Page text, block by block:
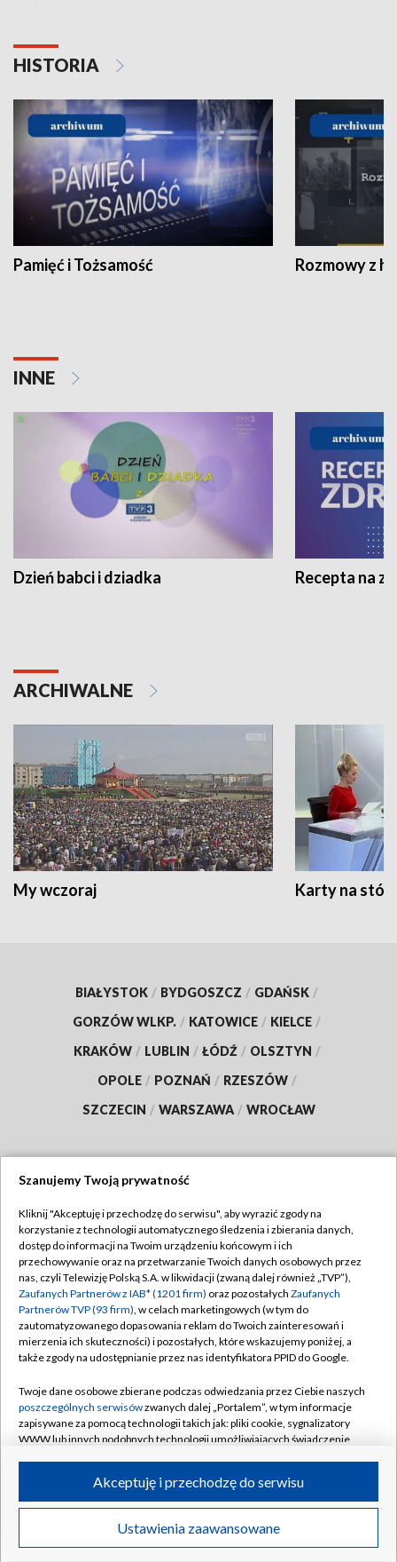
HISTORIA
Pamięć i Tożsamość Rozmowy z
INNE
Dzień babci i dziadka Recepta na
ARCHIWALNE
My wczoraj Karty na
BIAŁYSTOK / BYDGOSZCZ / GDAŃSK /
GORZÓW WLKP. / KATOWICE / KIELCE /
KRAKÓW / LUBLIN / ŁÓDŹ / OLSZTYN /
OPOLE / POZNAŃ / RZESZÓW /
SZCZECIN / WARSZAWA / WROCŁAW
TVP
Abonament TVP
Emisja w TVP
Centrum informacji TVP
Naziemna Telewizja Cyfrowa
Rada Programowa
System NOS
Informacje o nadawcy
Program dla prasy
Ogłoszenie przetargowe
Regulamin TVP
Polityka prywatności
Moje zgody
Pomoc
Kontakt
Kanały
©2026 Telewizja Polska S.A. w likwidacji
Szanujemy Twoją prywatność
Kliknij "Akceptuję i przechodzę do serwisu", aby wyrazić zgody na
korzystanie z technologii automatycznego śledzenia i zbierania danych,
dostęp do informacji na Twoim urządzeniu końcowym i ich
przechowywanie oraz na przetwarzanie Twoich danych osobowych przez
nas, czyli Telewizję Polską S.A. w likwidacji (zwaną dalej również „TVP”),
Zaufanych Partnerów z IAB* (1201 firm) oraz pozostałych Zaufanych
Partnerów TVP (93 firm), w celach marketingowych (w tym do
zautomatyzowanego dopasowania reklam do Twoich zainteresowań i
mierzenia ich skuteczności) i pozostałych, które wskazujemy poniżej, a
także zgody na udostępnianie przez nas identyfikatora PPID do Google.
Twoje dane osobowe zbierane podczas odwiedzania przez Ciebie naszych
poszczególnych serwisówzwanych dalej „Portalem”, w tym informacje
zapisywane za pomocą technologii takich jak: pliki cookie, sygnalizatory
WWW lub innych podobnych technologii umożliwiających świadczenie
ruchu w Internecie.
Twoje dane osobowe zbierane podczas odwiedzania przez Ciebie
poszczególnych serwisówna Portalu, takie jak adresy IP, identyfikatory
Ustawienia zaawansowane
Akceptuję i przechodzę do serwisu